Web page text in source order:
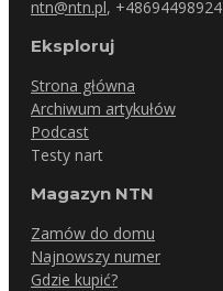
ntn@ntn.pl, +48694498924
Eksploruj
Strona główna
Archiwum artykułów
Podcast
Testy nart
Magazyn NTN
Zamów do domu
Najnowszy numer
Gdzie kupić?